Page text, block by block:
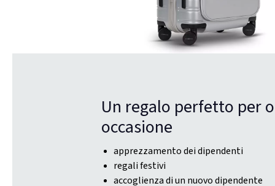
Un regalo perfetto per
occasione
apprezzamento dei dipendenti
regali festivi
accoglienza di un nuovo dipendente